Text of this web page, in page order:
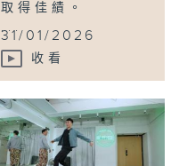
取得佳績。
...
31/01/2026
收看